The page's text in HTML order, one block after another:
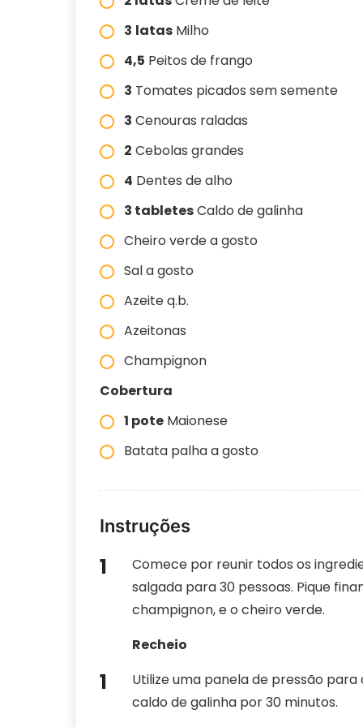
3 latas Milho
4,5 Peitos de frango
3 Tomates picados sem semente
3 Cenouras raladas
2 Cebolas grandes
4 Dentes de alho
3 tabletesCaldo de galinha
Cheiro verde a gosto
Sal a gosto
Azeite q.b.
Azeitonas
Champignon
Cobertura
1 pote Maionese
Batata palha a gosto
Instruções
Comece por reunir todos os
salgada para 30 pessoas. Pique
champignon, e o cheiro verde.
Recheio
Utilize uma panela de pressão
caldo de galinha por 30 minutos.